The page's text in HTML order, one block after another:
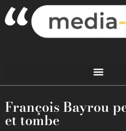
François Bayrou
et tombe